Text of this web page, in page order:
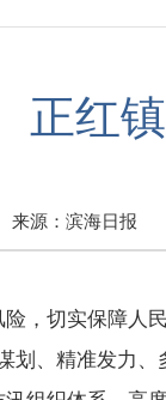
正红
来源： 滨海日报
，切实保障人
划、精准发力